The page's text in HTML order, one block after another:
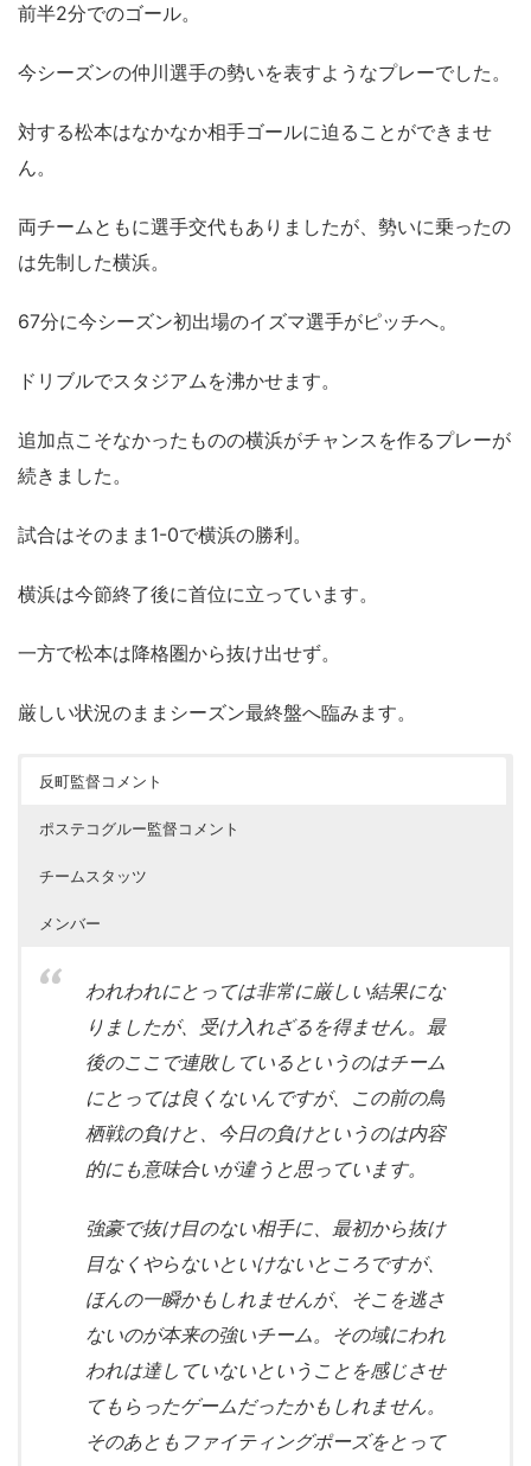
前半2分でのゴール。
今シーズンの仲川選手の勢いを表すようなプレーでした。
対する松本はなかなか相手ゴールに迫ることができませ
ん。
両チームともに選手交代もありましたが、勢いに乗ったの
は先制した横浜。
67分に今シーズン初出場のイズマ選手がピッチへ。
ドリブルでスタジアムを沸かせます。
追加点こそなかったものの横浜がチャンスを作るプレーが
続きました。
試合はそのまま1-0で横浜の勝利。
横浜は今節終了後に首位に立っています。
一方で松本は降格圏から抜け出せず。
厳しい状況のままシーズン最終盤へ臨みます。
反町監督コメント
ポステコグルー監督コメント
チームスタッツ
メンバー
われわれにとっては非常に厳しい結果にな
りましたが、受け入れざるを得ません。最
後のここで連敗しているというのはチーム
にとっては良くないんですが、この前の鳥
栖戦の負けと、今日の負けというのは内容
的にも意味合いが違うと思っています。
強豪で抜け目のない相手に、最初から抜け
目なくやらないといけないところですが、
ほんの一瞬かもしれませんが、そこを逃さ
ないのが本来の強いチーム。その域にわれ
われは達していないということを感じさせ
てもらったゲームだったかもしれません。
そのあともファイティングポーズをとって